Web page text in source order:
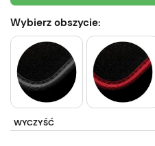
Wybierz obszycie:
WYCZYŚĆ